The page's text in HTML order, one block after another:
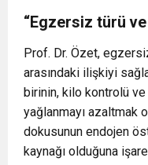
“Egzersiz türü
Prof. Dr. Özet,
arasındaki ilişkiyi
birinin, kilo kontrolü
yağlanmayı azaltmak
dokusunun endojen
kaynağı olduğuna